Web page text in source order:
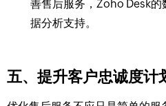
善售后服务，Zoho Desk
据分析支持。
五、提升客户忠诚度计